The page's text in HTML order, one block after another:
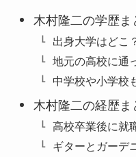
木村隆二の学歴ま
出身大学はどこ
地元の高校に通
中学校や小学校
木村隆二の経歴ま
高校卒業後に就
ギターとガーデ